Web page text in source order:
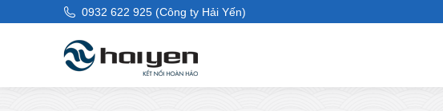
0932 622 925 (Công ty Hải Yến)